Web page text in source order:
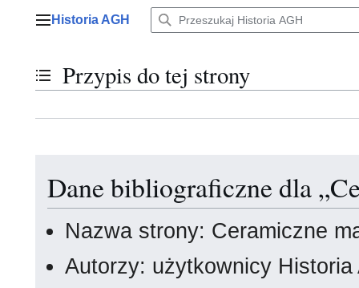
Menu główne
Historia AGH
Przełącz stan spisu treści
Przypis do tej strony
Dane bibliograficzne dla
Nazwa strony: Ceramiczne
Autorzy: użytkownicy Historia